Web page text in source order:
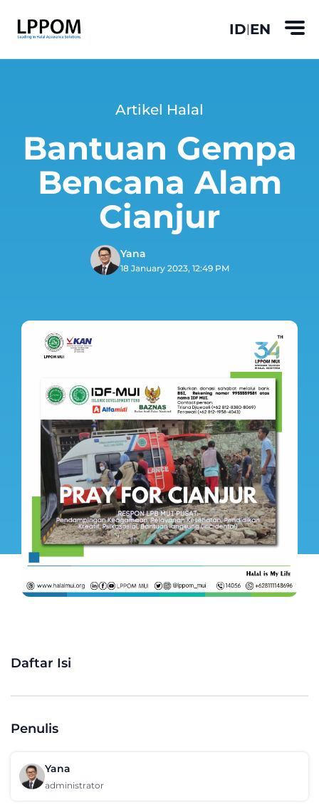
ID|EN
Artikel Halal
Bantuan Gempa
Bencana Alam
Cianjur
Yana
18 January 2023, 12:49 PM
Daftar Isi
Penulis
Yana
administrator